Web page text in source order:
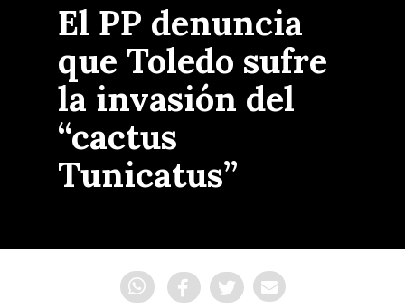
El PP denuncia
que Toledo sufre
la invasión del
“cactus
Tunicatus”